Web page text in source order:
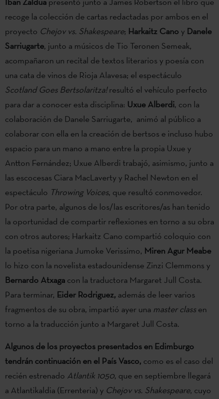
recoge la colección de cartas redactadas por ambos en el
proyecto Chejov vs. Shakespeare; Harkaitz Cano y Danele
Sarriugarte, junto a músicos de Tio Teronen Semeak,
acompañaron un recital de textos literarios y poesía con
una cata de vinos de Rioja Alavesa; el espectáculo
Scotland Goes Bertsolaritza!resultó el vehículo perfecto
para dar a conocer esta disciplina: Uxue Alberdi, con la
colaboración de Danele Sarriugarte, animó al público a
colaborar con ella en la creación de bertsos e incluso hubo
espacio para un mano a mano entre la propia Uxue y
Antton Fernández; Uxue Alberdi trabajó, asimismo, junto a
las escocesas Ciara MacLaverty y Rachel Newton en el
espectáculo Throwing Voices, que resultó conmovedor.
Por otra parte, algunos de los/las escritores/as han tenido
la oportunidad de compartir reflexiones en torno a su obra
con otros autores; Harkaitz Cano compartió coloquio con
la poetisa nigeriana Jumoke Verissimo, Miren Agur Meabe
lo hizo con la novelista estadounidense Zinzi Clemmons y
Bernardo Atxaga con la traductora Margaret Jull Costa.
Para terminar, Eider Rodriguez, además de leer varios
fragmentos de su obra, impartió ayer una master classen
torno a la traducción junto a Margaret Jull Costa.
Algunos de los proyectos presentados en Edimburgo
tendrán continuación en el País Vasco, como es el caso del
recién estrenado Atlantik 1050, que en septiembre llegará
a Atlantikaldia (Errenteria) y Chejov vs. Shakespeare, cuyo